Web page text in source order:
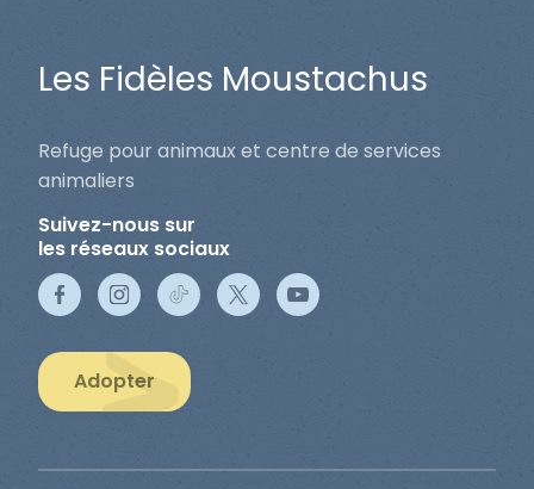
Les Fidèles Moustachus
Refuge pour animaux et centre de services
animaliers
Suivez-nous sur
les réseaux sociaux
Adopter